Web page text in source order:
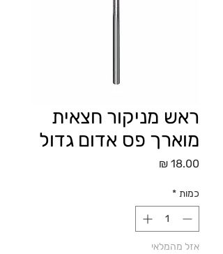
ראש מניקור חצאית
מוארך פס אדום גדול
כמות *
אזל מהמלאי